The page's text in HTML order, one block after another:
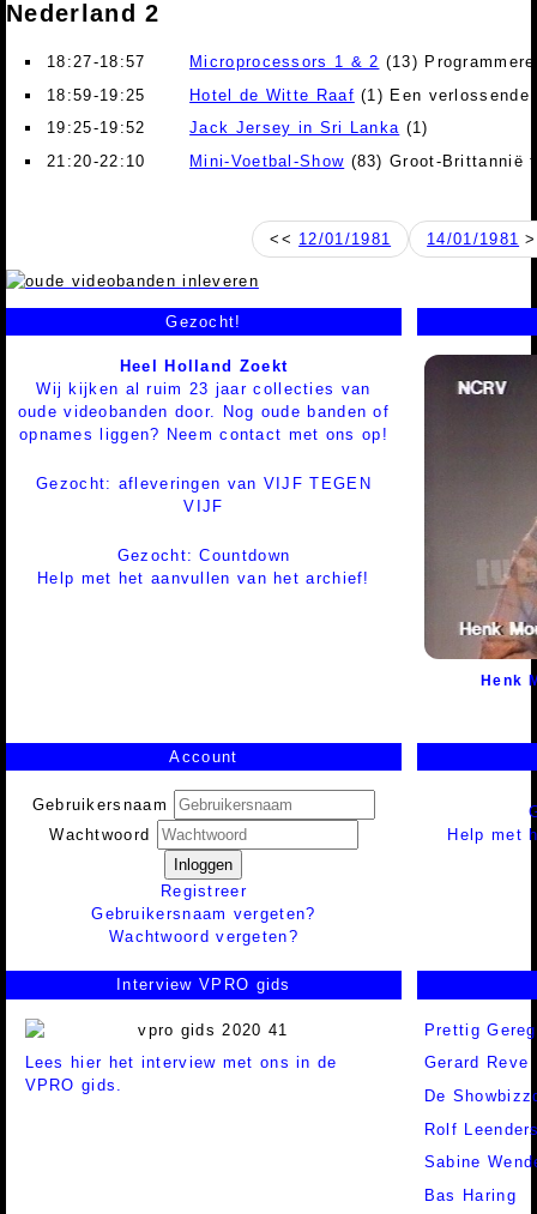
Nederland 2
18:27-18:57 Microprocessors 1 & 2 (13)
18:59-19:25
Hotel de Witte Raaf (1) Een verlossende
19:25-19:52
Jack Jersey in Sri Lanka (1)
21:20-22:10
Mini-Voetbal-Show (83) Groot-Brittannië
<< 12/01/1981 14/01/1981
Gezocht!
Heel Holland Zoekt
Wij kijken al ruim 23 jaar collecties van
oude videobanden door. Nog oude banden of
opnames liggen? Neem contact met ons op!
Gezocht: afleveringen van VIJF TEGEN
VIJF
Gezocht: Countdown
Help met het aanvullen van het archief!
Henk
Account
Gebruikersnaam
Wachtwoord
Inloggen
Registreer
Gebruikersnaam vergeten?
Wachtwoord vergeten?
Help met
Interview VPRO gids
Lees hier het interview met ons in de
VPRO gids.
Prettig
Gerard Reve
De
Rolf
Sabine
Bas Haring